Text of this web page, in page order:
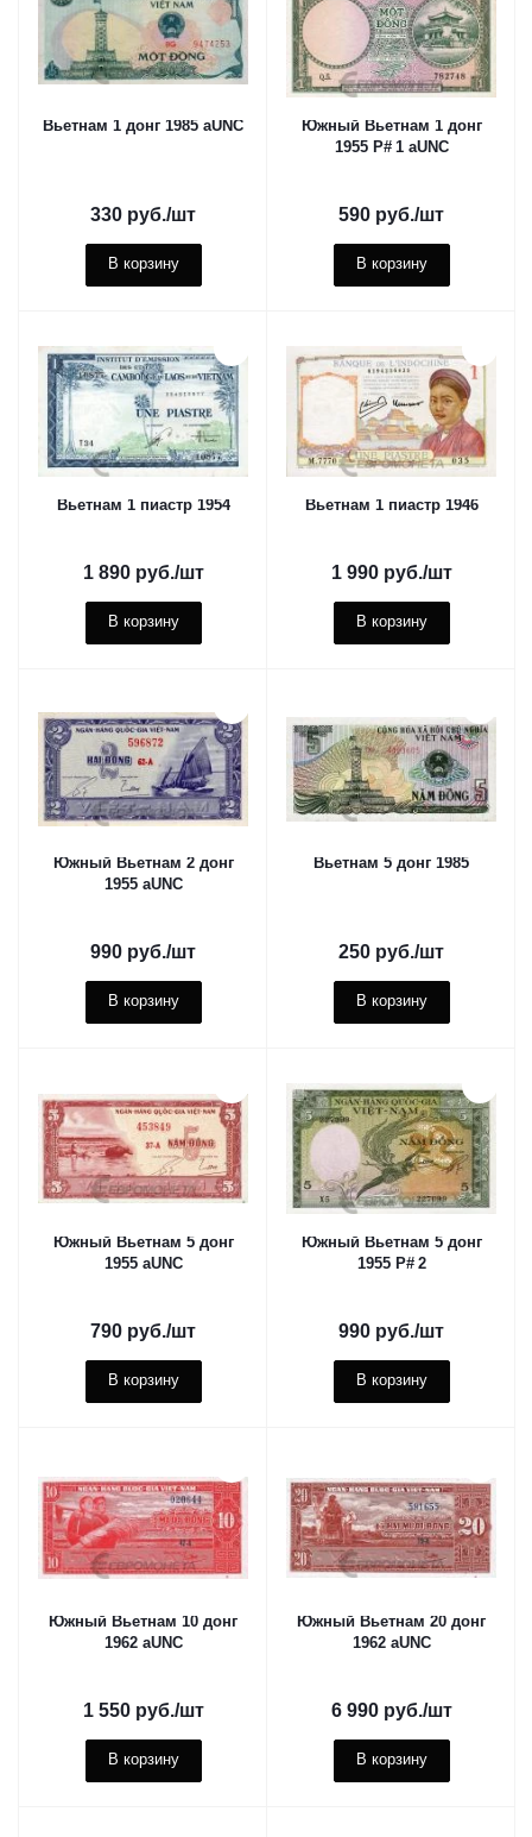
Вьетнам 1 донг 1985 aUNC
330 руб./шт
В корзину
Южный Вьетнам 1 донг
1955 P# 1 aUNC
590 руб./шт
В корзину
Вьетнам 1 пиастр 1954
1 890руб./шт
В корзину
Вьетнам 1 пиастр 1946
1 990руб./шт
В корзину
Южный Вьетнам 2 донг
1955 aUNC
990 руб./шт
В корзину
Вьетнам 5 донг 1985
250 руб./шт
В корзину
Южный Вьетнам 5 донг
1955 aUNC
790 руб./шт
В корзину
Южный Вьетнам 5 донг
1955 P# 2
990 руб./шт
В корзину
Южный Вьетнам 10 донг
1962 aUNC
1 550руб./шт
В корзину
Южный Вьетнам 20 донг
1962 aUNC
6 990руб./шт
В корзину